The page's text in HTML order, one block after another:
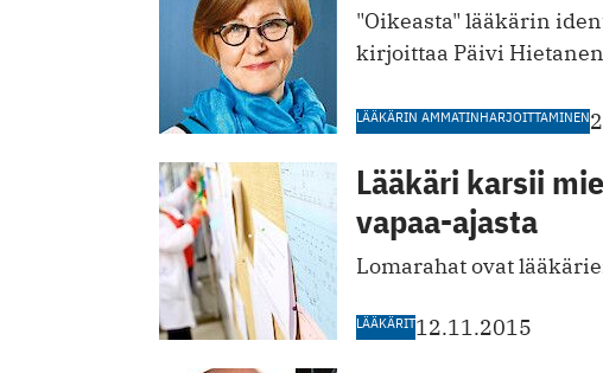
"Oikeasta" lääkärin
kirjoittaa Päivi
LÄÄKÄRIN AMMATINHARJOITTAMINEN
Lääkäri karsii
vapaa-ajasta
Lomarahat ovat
LÄÄKÄRIT12.11.2015